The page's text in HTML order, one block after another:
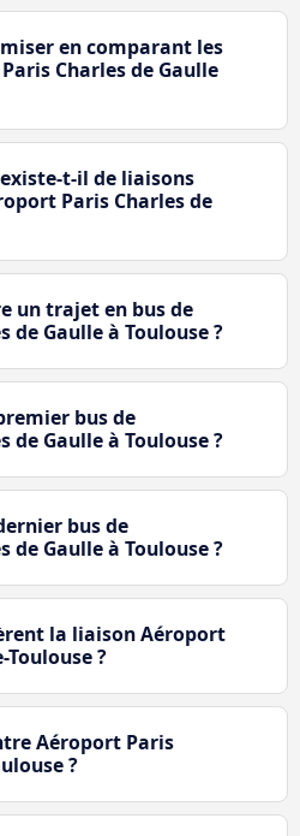
en comparant les
Charles de Gaulle
t-il de liaisons
Paris Charles de
un trajet en bus de
de Gaulle à Toulouse ?
bus de
de Gaulle à Toulouse ?
bus de
de Gaulle à Toulouse ?
la liaison Aéroport
Toulouse ?
Aéroport Paris
?